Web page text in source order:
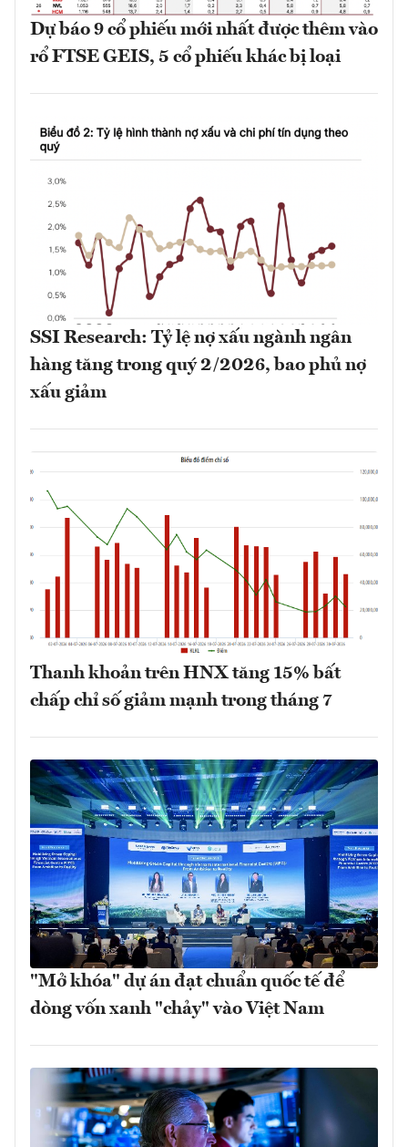
Dự báo 9 cổ phiếu mới nhất được thêm vào
rổ FTSE GEIS, 5 cổ phiếu khác bị loại
SSI Research: Tỷ lệ nợ xấu ngành ngân
hàng tăng trong quý 2/2026, bao phủ nợ
xấu giảm
Thanh khoản trên HNX tăng 15% bất
chấp chỉ số giảm mạnh trong tháng 7
"Mở khóa" dự án đạt chuẩn quốc tế để
dòng vốn xanh "chảy" vào Việt Nam